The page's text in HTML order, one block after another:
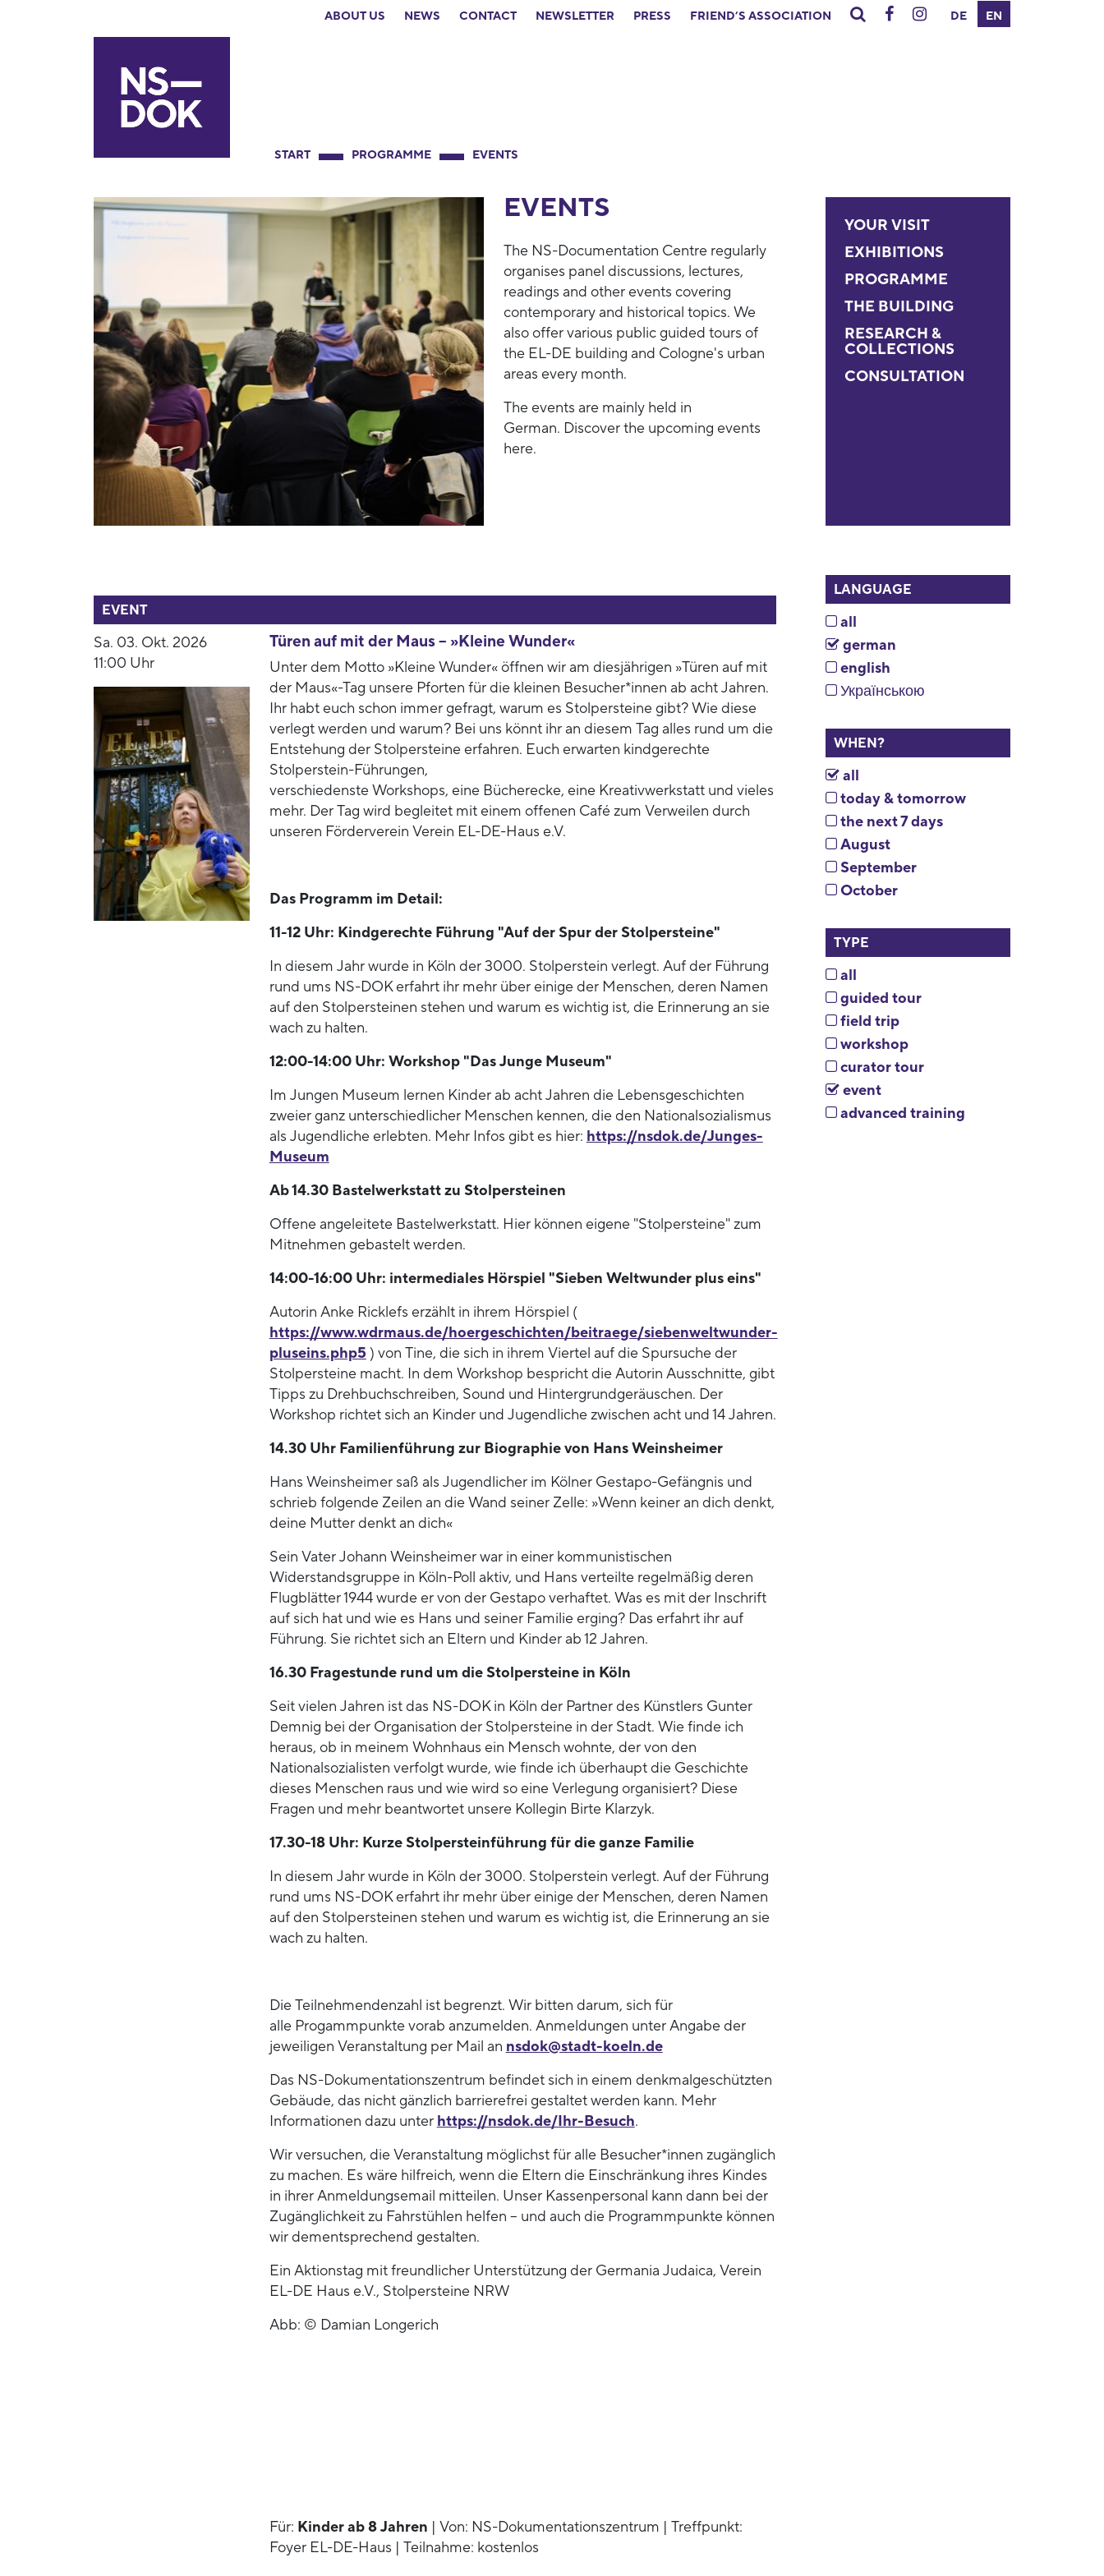
ABOUT US NEWS CONTACT NEWSLETTER PRESS FRIEND’S ASSOCIATION DE EN
START PROGRAMME EVENTS
EVENTS
The NS-Documentation Centre regularly
organises panel discussions, lectures,
readings and other events covering
contemporary and historical topics. We
also offer various public guided tours of
the EL-DE building and Cologne's urban
areas every month.
The events are mainly held in
German. Discover the upcoming events
here.
YOUR VISIT
EXHIBITIONS
PROGRAMME
THE BUILDING
RESEARCH &
COLLECTIONS
CONSULTATION
EVENT
Sa. 03. Okt. 2026
11:00 Uhr
Türen auf mit der Maus – »Kleine Wunder«
Unter dem Motto »Kleine Wunder« öffnen wir am diesjährigen »Türen auf mit
der Maus«-Tag unsere Pforten für die kleinen Besucher*innen ab acht Jahren.
Ihr habt euch schon immer gefragt, warum es Stolpersteine gibt? Wie diese
verlegt werden und warum? Bei uns könnt ihr an diesem Tag alles rund um die
Entstehung der Stolpersteine erfahren. Euch erwarten kindgerechte
Stolperstein-Führungen,
verschiedenste Workshops, eine Bücherecke, eine Kreativwerkstatt und vieles
mehr. Der Tag wird begleitet mit einem offenen Café zum Verweilen durch
unseren Förderverein Verein EL-DE-Haus e.V.
Das Programm im Detail:
11-12 Uhr: Kindgerechte Führung "Auf der Spur der Stolpersteine"
In diesem Jahr wurde in Köln der 3000. Stolperstein verlegt. Auf der Führung
rund ums NS-DOK erfahrt ihr mehr über einige der Menschen, deren Namen
auf den Stolpersteinen stehen und warum es wichtig ist, die Erinnerung an sie
wach zu halten.
12:00-14:00 Uhr: Workshop "Das Junge Museum"
Im Jungen Museum lernen Kinder ab acht Jahren die Lebensgeschichten
zweier ganz unterschiedlicher Menschen kennen, die den Nationalsozialismus
als Jugendliche erlebten. Mehr Infos gibt es hier: https://nsdok.de/Junges-
Museum
Ab 14.30 Bastelwerkstatt zu Stolpersteinen
Offene angeleitete Bastelwerkstatt. Hier können eigene "Stolpersteine" zum
Mitnehmen gebastelt werden.
14:00-16:00 Uhr: intermediales Hörspiel "Sieben Weltwunder plus eins"
Autorin Anke Ricklefs erzählt in ihrem Hörspiel (
https://www.wdrmaus.de/hoergeschichten/beitraege/siebenweltwunder-
pluseins.php5 ) von Tine, die sich in ihrem Viertel auf die Spursuche der
Stolpersteine macht. In dem Workshop bespricht die Autorin Ausschnitte, gibt
Tipps zu Drehbuchschreiben, Sound und Hintergrundgeräuschen. Der
Workshop richtet sich an Kinder und Jugendliche zwischen acht und 14 Jahren.
14.30 Uhr Familienführung zur Biographie von Hans Weinsheimer
Hans Weinsheimer saß als Jugendlicher im Kölner Gestapo-Gefängnis und
schrieb folgende Zeilen an die Wand seiner Zelle: »Wenn keiner an dich denkt,
deine Mutter denkt an dich«
Sein Vater Johann Weinsheimer war in einer kommunistischen
Widerstandsgruppe in Köln-Poll aktiv, und Hans verteilte regelmäßig deren
Flugblätter 1944 wurde er von der Gestapo verhaftet. Was es mit der Inschrift
auf sich hat und wie es Hans und seiner Familie erging? Das erfahrt ihr auf
Führung. Sie richtet sich an Eltern und Kinder ab 12 Jahren.
16.30 Fragestunde rund um die Stolpersteine in Köln
Seit vielen Jahren ist das NS-DOK in Köln der Partner des Künstlers Gunter
Demnig bei der Organisation der Stolpersteine in der Stadt. Wie finde ich
heraus, ob in meinem Wohnhaus ein Mensch wohnte, der von den
Nationalsozialisten verfolgt wurde, wie finde ich überhaupt die Geschichte
dieses Menschen raus und wie wird so eine Verlegung organisiert? Diese
Fragen und mehr beantwortet unsere Kollegin Birte Klarzyk.
17.30-18 Uhr: Kurze Stolpersteinführung für die ganze Familie
In diesem Jahr wurde in Köln der 3000. Stolperstein verlegt. Auf der Führung
rund ums NS-DOK erfahrt ihr mehr über einige der Menschen, deren Namen
auf den Stolpersteinen stehen und warum es wichtig ist, die Erinnerung an sie
wach zu halten.
Die Teilnehmendenzahl ist begrenzt. Wir bitten darum, sich für
alle Progammpunkte vorab anzumelden. Anmeldungen unter Angabe der
jeweiligen Veranstaltung per Mail an nsdok@stadt-koeln.de
Das NS-Dokumentationszentrum befindet sich in einem denkmalgeschützten
Gebäude, das nicht gänzlich barrierefrei gestaltet werden kann. Mehr
Informationen dazu unter https://nsdok.de/Ihr-Besuch.
Wir versuchen, die Veranstaltung möglichst für alle Besucher*innen zugänglich
zu machen. Es wäre hilfreich, wenn die Eltern die Einschränkung ihres Kindes
in ihrer Anmeldungsemail mitteilen. Unser Kassenpersonal kann dann bei der
Zugänglichkeit zu Fahrstühlen helfen – und auch die Programmpunkte können
wir dementsprechend gestalten.
Ein Aktionstag mit freundlicher Unterstützung der Germania Judaica, Verein
EL-DE Haus e.V., Stolpersteine NRW
Abb: © Damian Longerich
Für: Kinder ab 8 Jahren | Von: NS-Dokumentationszentrum | Treffpunkt:
Foyer EL-DE-Haus | Teilnahme: kostenlos
LANGUAGE
all
german
english
Українською
WHEN?
all
today & tomorrow
the next 7 days
August
September
October
TYPE
all
guided tour
field trip
workshop
curator tour
event
advanced training